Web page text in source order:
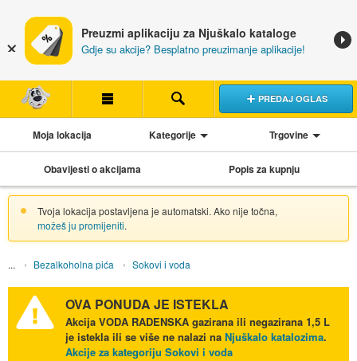
Preuzmi aplikaciju za Njuškalo kataloge
Gdje su akcije? Besplatno preuzimanje aplikacije!
PREDAJ OGLAS
Moja lokacija Kategorije Trgovine
Obavijesti o akcijama Popis za kupnju
Tvoja lokacija postavljena je automatski. Ako nije točna,
možeš ju promijeniti.
Bezalkoholna pića Sokovi i voda
OVA PONUDA JE ISTEKLA
Akcija VODA RADENSKA gazirana ili negazirana 1,5 L
je istekla ili se više ne nalazi na Njuškalo katalozima.
Akcije za kategoriju Sokovi i voda